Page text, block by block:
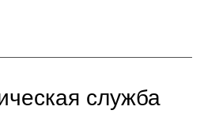
служба